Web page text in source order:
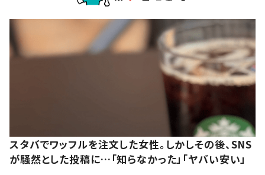
スタバでワッフルを注文した女性。しかしその後、SNS
が騒然とした投稿に…「知らなかった」「ヤバい安い」